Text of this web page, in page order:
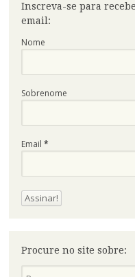
Inscreva-se para
email:
Nome
Sobrenome
Email *
Procure no site sobre: